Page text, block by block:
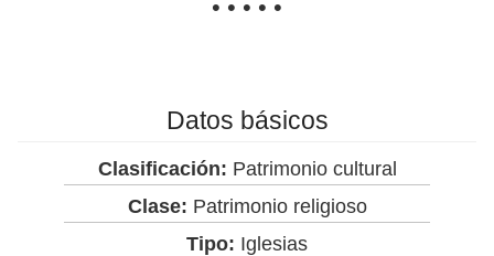
• • • • •
Datos básicos
Clasificación: Patrimonio cultural
Clase: Patrimonio religioso
Tipo: Iglesias